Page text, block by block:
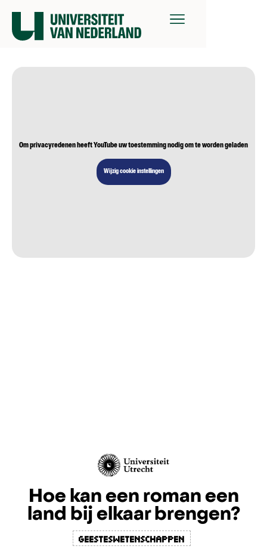
Om privacyredenen heeft YouTube uw toestemming nodig om te worden geladen
Wijzig cookie instellingen
Hoe kan een roman een
land bij elkaar brengen?
Geesteswetenschappen